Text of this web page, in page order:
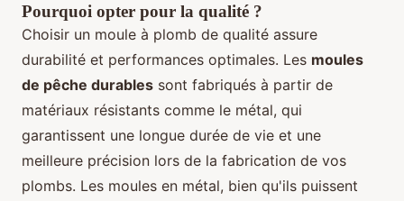
Pourquoi opter pour la qualité ?
Choisir un moule à plomb de qualité assure
durabilité et performances optimales. Les moules
de pêche durables sont fabriqués à partir de
matériaux résistants comme le métal, qui
garantissent une longue durée de vie et une
meilleure précision lors de la fabrication de vos
plombs. Les moules en métal, bien qu'ils puissent